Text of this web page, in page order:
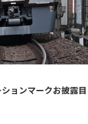
ョンマークお披露目